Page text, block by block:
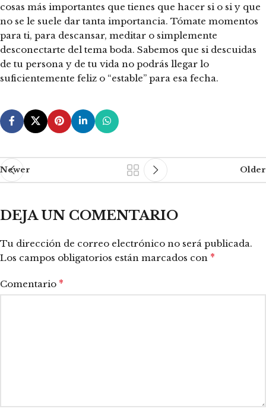
cosas más importantes que tienes que hacer si o si y que
no se le suele dar tanta importancia. Tómate momentos
para ti, para descansar, meditar o simplemente
desconectarte del tema boda. Sabemos que si descuidas
de tu persona y de tu vida no podrás llegar lo
suficientemente feliz o “estable” para esa fecha.
Newer Older
DEJA UN COMENTARIO
Tu dirección de correo electrónico no será publicada.
Los campos obligatorios están marcados con *
Comentario *